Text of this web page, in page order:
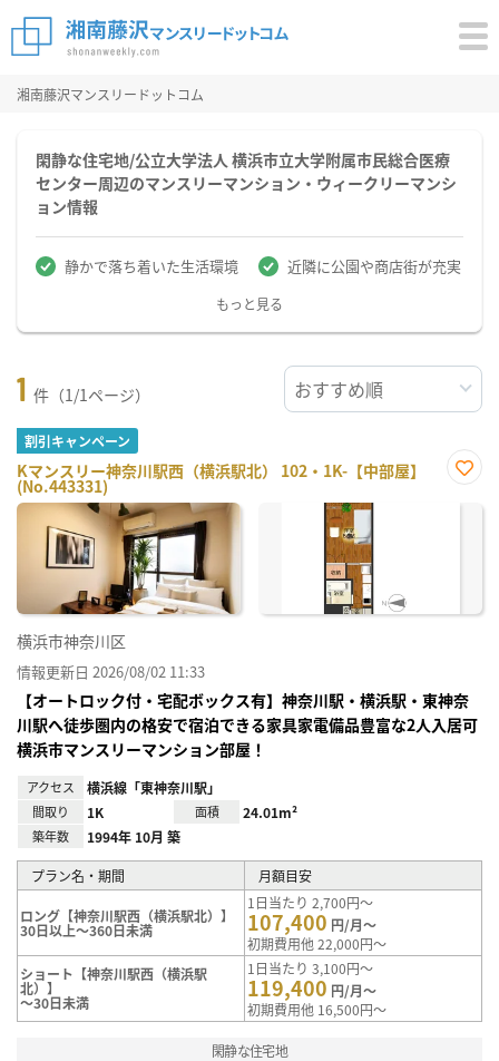
湘南藤沢マンスリードットコム
閑静な住宅地/公立大学法人 横浜市立大学附属市民総合医療
センター周辺のマンスリーマンション・ウィークリーマンシ
ョン情報
静かで落ち着いた生活環境 近隣に公園や商店街が充実
もっと見る
1 件（1/1ページ）
割引キャンペーン
Kマンスリー神奈川駅西（横浜駅北） 102・1K-【中部屋】
(No.443331)
に入
横浜市神奈川区
情報更新日 2026/08/02 11:33
【オートロック付・宅配ボックス有】神奈川駅・横浜駅・東神奈
川駅へ徒歩圏内の格安で宿泊できる家具家電備品豊富な2人入居可
横浜市マンスリーマンション部屋！
アクセス 横浜線「東神奈川駅」
間取り 1K 面積 24.01m²
築年数 1994年 10月 築
プラン名・期間 月額目安
ロング【神奈川駅西（横浜駅北）】
30日以上～360日未満
1日当たり 2,700円～
107,400 円/月～
初期費用他 22,000円～
ショート【神奈川駅西（横浜駅
北）】
～30日未満
1日当たり 3,100円～
119,400 円/月～
初期費用他 16,500円～
閑静な住宅地